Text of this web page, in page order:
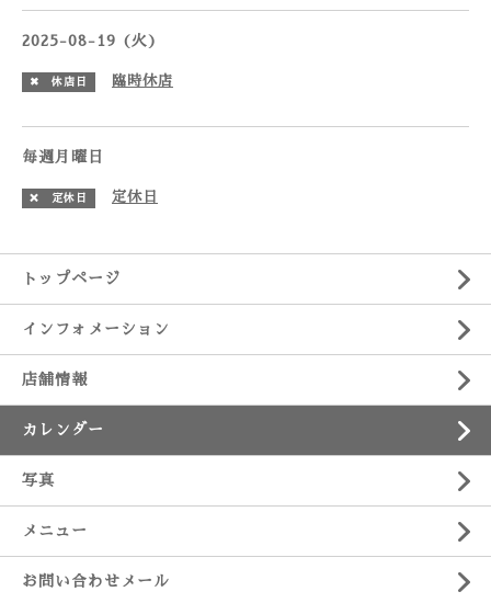
2025-08-19 (火)
✖ 休店日 臨時休店
毎週月曜日
❌ 定休日 定休日
トップページ
インフォメーション
店舗情報
カレンダー
写真
メニュー
お問い合わせメール